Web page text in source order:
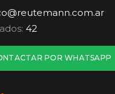
@reutemann.com.ar
42
POR WHATSAPP